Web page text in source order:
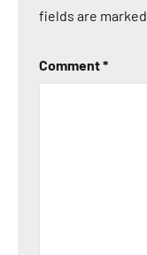
fields are marked
Comment*